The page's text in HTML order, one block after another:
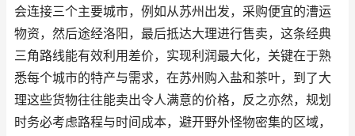
会连接三个主要城市，例如从苏州出发，采购便宜的漕运
物资，然后途经洛阳，最后抵达大理进行售卖，这条经典
三角路线能有效利用差价，实现利润最大化，关键在于熟
悉每个城市的特产与需求，在苏州购入盐和茶叶，到了大
理这些货物往往能卖出令人满意的价格，反之亦然，规划
时务必考虑路程与时间成本，避开野外怪物密集的区域，